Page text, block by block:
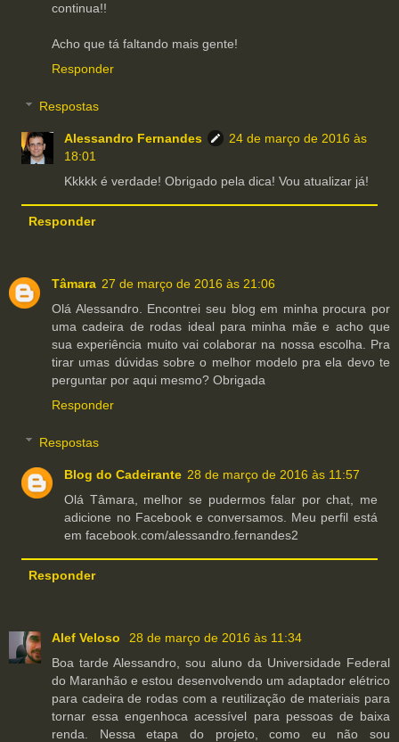
continua!!
Acho que tá faltando mais gente!
Responder
Respostas
Alessandro Fernandes
24 de março de 2016 às
18:01
Kkkkk é verdade! Obrigado pela dica! Vou atualizar já!
Responder
Tâmara 27 de março de 2016 às 21:06
Olá Alessandro. Encontrei seu blog em minha procura por
uma cadeira de rodas ideal para minha mãe e acho que
sua experiência muito vai colaborar na nossa escolha. Pra
tirar umas dúvidas sobre o melhor modelo pra ela devo te
perguntar por aqui mesmo? Obrigada
Responder
Respostas
Blog do Cadeirante 28 de março de 2016 às 11:57
Olá Tâmara, melhor se pudermos falar por chat, me
adicione no Facebook e conversamos. Meu perfil está
em facebook.com/alessandro.fernandes2
Responder
Alef Veloso
28 de março de 2016 às 11:34
Boa tarde Alessandro, sou aluno da Universidade Federal
do Maranhão e estou desenvolvendo um adaptador elétrico
para cadeira de rodas com a reutilização de materiais para
tornar essa engenhoca acessível para pessoas de baixa
renda. Nessa etapa do projeto, como eu não sou